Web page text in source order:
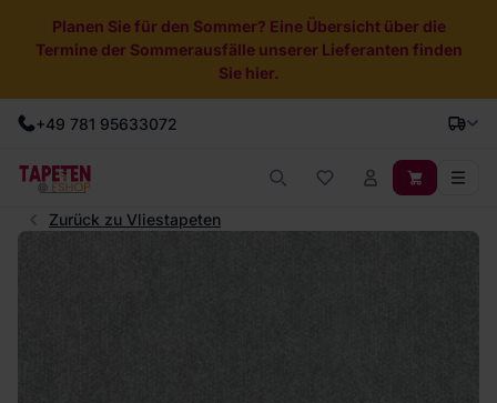
Planen Sie für den Sommer? Eine Übersicht über die
Termine der Sommerausfälle unserer Lieferanten finden
Sie hier.
+49 781 95633072
Zurück zu Vliestapeten